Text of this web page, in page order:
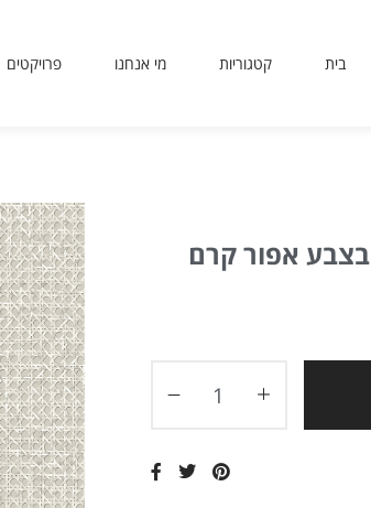
בית קטגוריות מי אנחנו פרויקטים
אפור קרם